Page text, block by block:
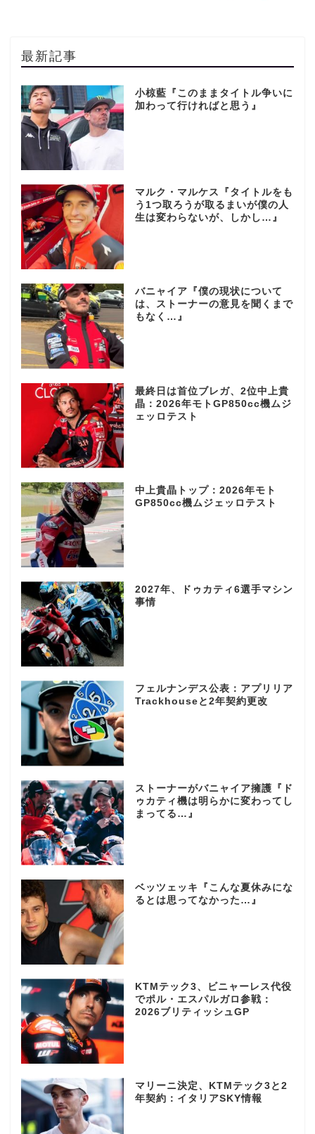
最新記事
小椋藍『このままタイトル争いに
加わって行ければと思う』
マルク・マルケス『タイトルをも
う1つ取ろうが取るまいが僕の人
生は変わらないが、しかし…』
バニャイア『僕の現状について
は、ストーナーの意見を聞くまで
もなく…』
最終日は首位ブレガ、2位中上貴
晶：2026年モトGP850cc機ムジ
ェッロテスト
中上貴晶トップ：2026年モト
GP850cc機ムジェッロテスト
2027年、ドゥカティ6選手マシン
事情
フェルナンデス公表：アプリリア
Trackhouseと2年契約更改
ストーナーがバニャイア擁護『ド
ゥカティ機は明らかに変わってし
まってる…』
ベッツェッキ『こんな夏休みにな
るとは思ってなかった…』
KTMテック3、ビニャーレス代役
でポル・エスパルガロ参戦：
2026ブリティッシュGP
マリーニ決定、KTMテック3と2
年契約：イタリアSKY情報